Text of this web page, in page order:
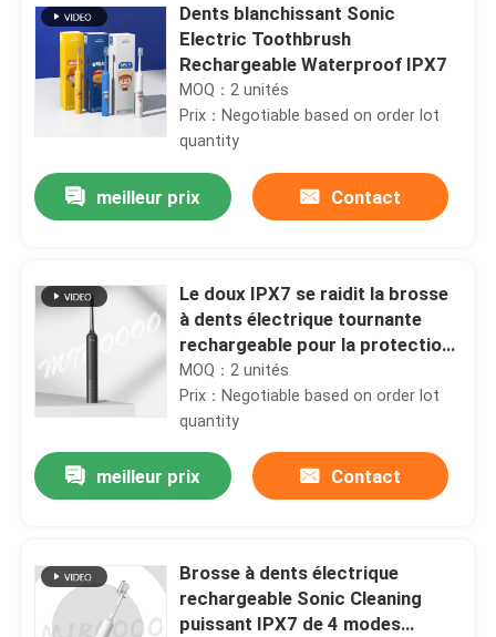
Dents blanchissant Sonic
Electric Toothbrush
Rechargeable Waterproof IPX7
MOQ：2 unités
Prix：Negotiable based on order lot
quantity
meilleur prix Contact
Le doux IPX7 se raidit la brosse
à dents électrique tournante
rechargeable pour la protection
de gomme
MOQ：2 unités
Prix：Negotiable based on order lot
quantity
meilleur prix Contact
Brosse à dents électrique
rechargeable Sonic Cleaning
puissant IPX7 de 4 modes